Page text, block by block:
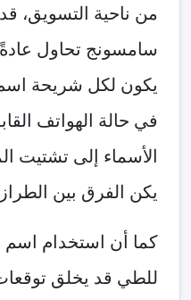
من ناحية التسويق،
سامسونج تحاول عادةً
يكون لكل شريحة
في حالة الهواتف
الأسماء إلى تشتيت
يكن الفرق بين
للطي قد يخلق